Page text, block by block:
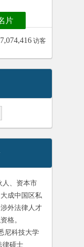
片
7,074,416 访客
、资本市
成中国区私
外法律人才
格。
尼科技大学
律硕士